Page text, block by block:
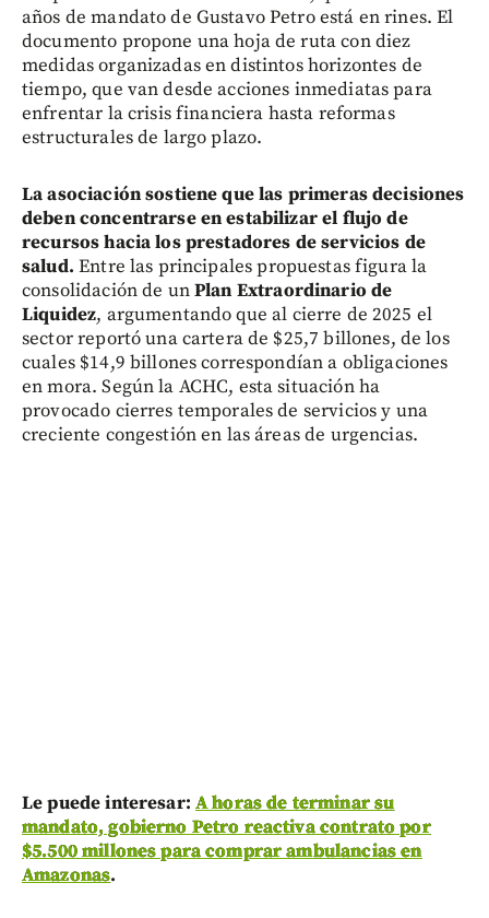
años de mandato de Gustavo Petro está en rines. El
documento propone una hoja de ruta con diez
medidas organizadas en distintos horizontes de
tiempo, que van desde acciones inmediatas para
enfrentar la crisis financiera hasta reformas
estructurales de largo plazo.
La asociación sostiene que las primeras decisiones
deben concentrarse en estabilizar el flujo de
recursos hacia los prestadores de servicios de
salud.Entre las principales propuestas figura la
consolidación de unPlan Extraordinario de
Liquidez, argumentando que al cierre de 2025 el
sector reportó una cartera de $25,7 billones, de los
cuales $14,9 billones correspondían a obligaciones
en mora. Según la ACHC, esta situación ha
provocado cierres temporales de servicios y una
creciente congestión en las áreas de urgencias.
Le puede interesar: A horas de terminar su
mandato, gobierno Petro reactiva contrato por
$5.500 millones para comprar ambulancias en
Amazonas.